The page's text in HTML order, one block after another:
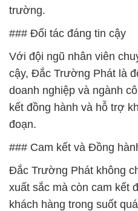
trường.
### Đối tác đáng tin cậy
Với đội ngũ nhân viên
cậy, Đắc Trường Phát là
doanh nghiệp và ngành
kết đồng hành và hỗ trợ
đoạn.
### Cam kết và Đồng
Đắc Trường Phát không
xuất sắc mà còn cam kết
khách hàng trong suốt